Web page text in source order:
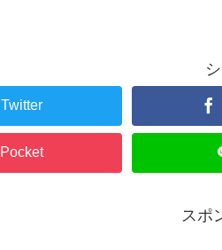
Twitter
Pocket
スポ